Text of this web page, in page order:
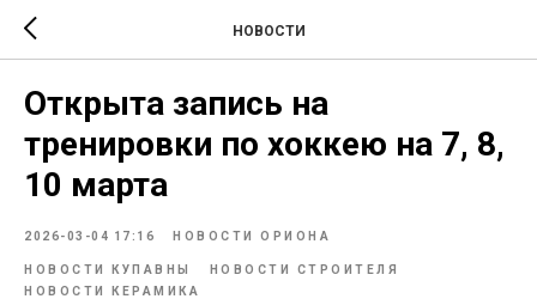
НОВОСТИ
Открыта запись на
тренировки по хоккею на 7, 8,
10 марта
2026-03-04 17:16 НОВОСТИ ОРИОНА
НОВОСТИ КУПАВНЫ
НОВОСТИ СТРОИТЕЛЯ
НОВОСТИ КЕРАМИКА